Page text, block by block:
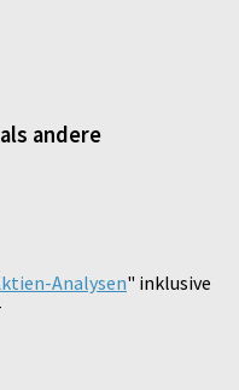
andere
Analysen" inklusive